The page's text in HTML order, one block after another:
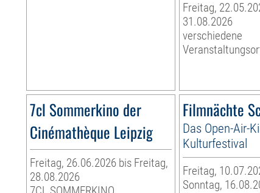
Freitag,
31.08.2026
verschiedene
7cl Sommerkino der
Cinémathèque Leipzig
Freitag, 26.06.2026 bis Freitag,
28.08.2026
Filmnächte
Das Open-Air-
Kulturfestival
Freitag,
Sonntag,